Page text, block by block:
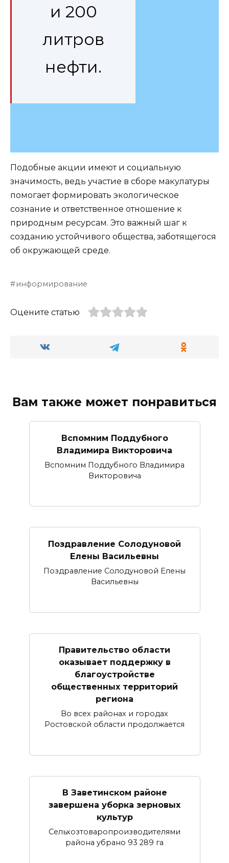
и 200
литров
нефти.
Подобные акции имеют и социальную
значимость, ведь участие в сборе макулатуры
помогает формировать экологическое
сознание и ответственное отношение к
природным ресурсам. Это важный шаг к
созданию устойчивого общества, заботящегося
об окружающей среде.
информирование
Оцените статью
Вам также может понравиться
Вспомним Поддубного
Владимира Викторовича
Вспомним Поддубного Владимира
Викторовича
Поздравление Солодуновой
Елены Васильевны
Поздравление Солодуновой Елены
Васильевны
Правительство области
оказывает поддержку в
благоустройстве
общественных территорий
региона
Во всех районах и городах
Ростовской области продолжается
В Заветинском районе
завершена уборка зерновых
культур
Сельхозтоваропроизводителями
района убрано 93 289 га